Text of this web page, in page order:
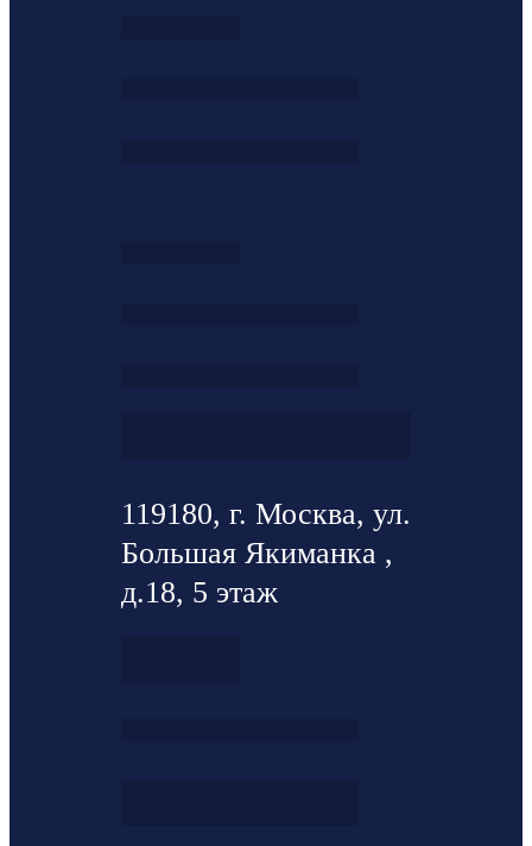
119180, г. Москва, ул.
Большая Якиманка ,
д.18, 5 этаж